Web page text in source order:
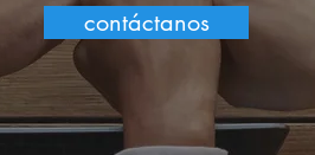
contáctanos